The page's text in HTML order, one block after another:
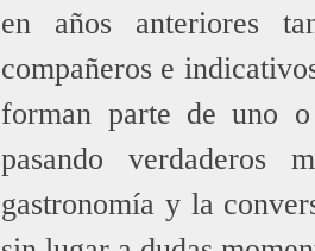
en años anteriores
compañeros e
forman parte de uno
pasando verdaderos
gastronomía y la